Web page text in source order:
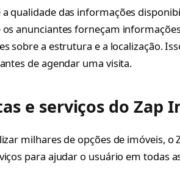
qualidade das informações
anunciantes forneçam
sobre a estrutura e a localização.
de agendar uma visita.
e serviços do Zap
milhares de opções de imóveis,
para ajudar o usuário em todas